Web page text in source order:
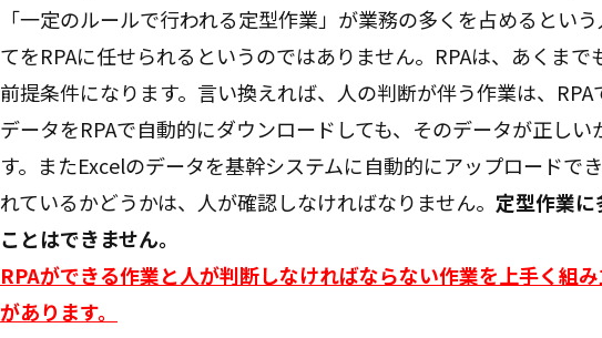
「一定のルールで行われる定型作業」が業務の多くを占めるとい
てをRPAに任せられるというのではありません。RPAは、あくま
前提条件になります。言い換えれば、人の判断が伴う作業は、RPA
データをRPAで自動的にダウンロードしても、そのデータが正し
す。またExcelのデータを基幹システムに自動的にアップロードで
れているかどうかは、人が確認しなければなりません。 定型作業
ことはできません。
RPAができる作業と人が判断しなければならない作業を上手く組
があります。